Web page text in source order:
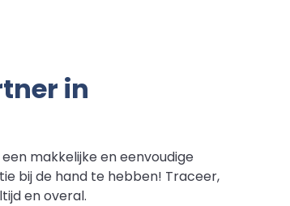
in
makkelijke en eenvoudige
bij de hand te hebben! Traceer,
en overal.